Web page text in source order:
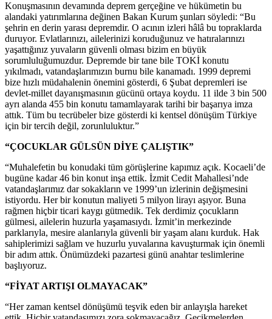
Konuşmasının devamında deprem gerçeğine ve hükümetin bu
alandaki yatırımlarına değinen Bakan Kurum şunları söyledi: “Bu
şehrin en derin yarası depremdir. O acının izleri hâlâ bu topraklarda
duruyor. Evlatlarınızı, ailelerinizi koruduğunuz ve hatıralarınızı
yaşattığınız yuvaların güvenli olması bizim en büyük
sorumluluğumuzdur. Depremde bir tane bile TOKİ konutu
yıkılmadı, vatandaşlarımızın burnu bile kanamadı. 1999 depremi
bize hızlı müdahalenin önemini gösterdi, 6 Şubat depremleri ise
devlet-millet dayanışmasının gücünü ortaya koydu. 11 ilde 3 bin 500
ayrı alanda 455 bin konutu tamamlayarak tarihi bir başarıya imza
attık. Tüm bu tecrübeler bize gösterdi ki kentsel dönüşüm Türkiye
için bir tercih değil, zorunluluktur.”
“ÇOCUKLAR GÜLSÜN DİYE ÇALIŞTIK”
“Muhalefetin bu konudaki tüm görüşlerine kapımız açık. Kocaeli’de
bugüne kadar 46 bin konut inşa ettik. İzmit Cedit Mahallesi’nde
vatandaşlarımız dar sokakların ve 1999’un izlerinin değişmesini
istiyordu. Her bir konutun maliyeti 5 milyon lirayı aşıyor. Buna
rağmen hiçbir ticari kaygı gütmedik. Tek derdimiz çocukların
gülmesi, ailelerin huzurla yaşamasıydı. İzmit’in merkezinde
parklarıyla, mesire alanlarıyla güvenli bir yaşam alanı kurduk. Hak
sahiplerimizi sağlam ve huzurlu yuvalarına kavuşturmak için önemli
bir adım attık. Önümüzdeki pazartesi günü anahtar teslimlerine
başlıyoruz.
“FİYAT ARTIŞI OLMAYACAK”
“Her zaman kentsel dönüşümü teşvik eden bir anlayışla hareket